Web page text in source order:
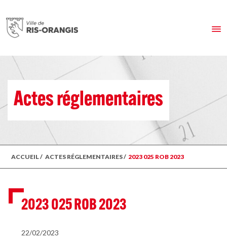
Actes réglementaires
ACCUEIL/ ACTES RÉGLEMENTAIRES/ 2023 025 ROB 2023
2023 025 ROB 2023
22/02/2023